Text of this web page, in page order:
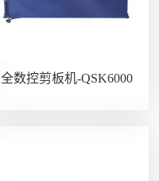
全数控剪板机-QSK6000